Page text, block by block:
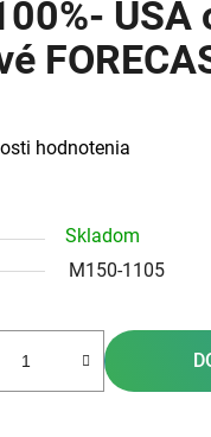
USA
hodnotenia
Skladom
M150-1105